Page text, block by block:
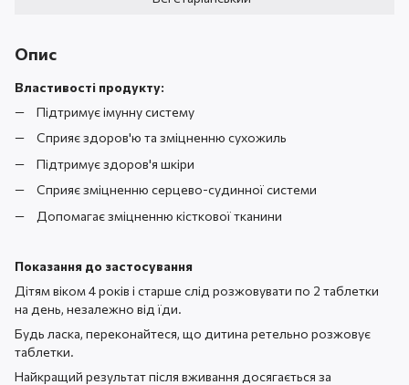
Опис
Властивості продукту:
Підтримує імунну систему
Сприяє здоров'ю та зміцненню сухожиль
Підтримує здоров'я шкіри
Сприяє зміцненню серцево-судинної системи
Допомагає зміцненню кісткової тканини
Показання до застосування
Дітям віком 4 років і старше слід розжовувати по 2 таблетки
на день, незалежно від їди.
Будь ласка, переконайтеся, що дитина ретельно розжовує
таблетки.
Найкращий результат після вживання досягається за